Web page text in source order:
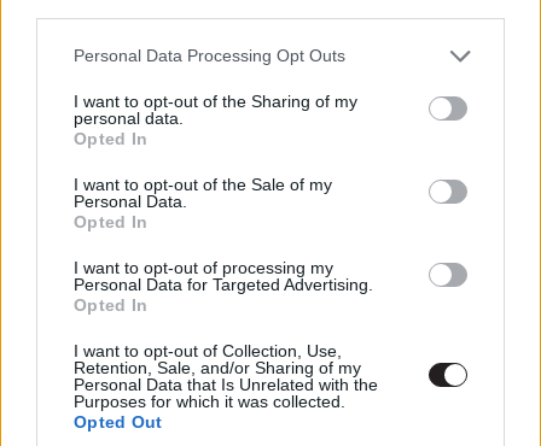
Please note that this website/app uses one or more Google
not limited to your visit or usage behaviour. You may click to
grant or deny consent to Google and its third-party tags to
use your data for below specified purposes in below Google
consent section.
Personal Data Processing Opt Outs
I want to opt-out of the Sharing of my
personal data.
Opted In
I want to opt-out of the Sale of my
Personal Data.
Opted In
I want to opt-out of processing my
Personal Data for Targeted Advertising.
Opted In
I want to opt-out of Collection, Use,
Retention, Sale, and/or Sharing of my
Personal Data that Is Unrelated with the
Purposes for which it was collected.
Opted Out
mire számíthatunk az utolsó évadban:
- Vissza a kezdetekhez. Az első évadban szinte minden
is volt, hogy egy városnak mennyi fontos eseménye van
egy évben. Idén egy kicsit jobban visszatérnek az első
alapítók és a családok, hogy jutottak el oda, ahol mi az
első évadban találkoztunk velük. Rengeteg felfedezni
való maradt még hátra és igyekeznek majd különböző
nézőpontokból bemutatni a történéseket.
- Visszahívták Kevin Williamsont (az első pár évad